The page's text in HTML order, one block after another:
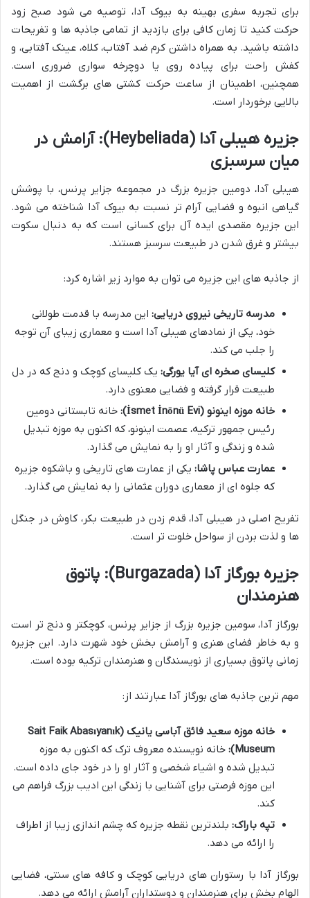
برای تجربه سفری بهینه به بیوک آدا، توصیه می شود صبح زود
حرکت کنید تا زمان کافی برای بازدید از تمامی جاذبه ها و تفریحات
داشته باشید. به همراه داشتن کرم ضد آفتاب، کلاه، عینک آفتابی، و
کفش راحت برای پیاده روی یا دوچرخه سواری ضروری است.
همچنین، اطمینان از ساعت حرکت کشتی های برگشت از اهمیت
بالایی برخوردار است.
جزیره هیبلی آدا (Heybeliada): آرامش در
میان سرسبزی
هیبلی آدا، دومین جزیره بزرگ در مجموعه جزایر پرنس، با پوشش
گیاهی انبوه و فضایی آرام تر نسبت به بیوک آدا شناخته می شود.
این جزیره مقصدی ایده آل برای کسانی است که به دنبال سکوت
بیشتر و غرق شدن در طبیعت سرسبز هستند.
از جاذبه های این جزیره می توان به موارد زیر اشاره کرد:
مدرسه تاریخی نیروی دریایی: این مدرسه با قدمت طولانی
خود، یکی از نمادهای هیبلی آدا است و معماری زیبای آن توجه
را جلب می کند.
کلیسای صخره ای آیا یورگی: یک کلیسای کوچک و دنج که در دل
طبیعت قرار گرفته و فضایی معنوی دارد.
خانه موزه اینونو (İsmet İnönü Evi):
خانه تابستانی دومین
رئیس جمهور ترکیه، عصمت اینونو، که اکنون به موزه تبدیل
شده و زندگی و آثار او را به نمایش می گذارد.
عمارت عباس پاشا: یکی از عمارت های تاریخی و باشکوه جزیره
که جلوه ای از معماری دوران عثمانی را به نمایش می گذارد.
تفریح اصلی در هیبلی آدا، قدم زدن در طبیعت بکر، کاوش در جنگل
ها و لذت بردن از سواحل خلوت تر است.
جزیره بورگاز آدا (Burgazada): پاتوق
هنرمندان
بورگاز آدا، سومین جزیره بزرگ از جزایر پرنس، کوچکتر و دنج تر است
و به خاطر فضای هنری و آرامش بخش خود شهرت دارد. این جزیره
زمانی پاتوق بسیاری از نویسندگان و هنرمندان ترکیه بوده است.
مهم ترین جاذبه های بورگاز آدا عبارتند از:
خانه موزه سعید فائق آباسی یانیک (Sait Faik Abasıyanık
Museum):
خانه نویسنده معروف ترک که اکنون به موزه
تبدیل شده و اشیاء شخصی و آثار او را در خود جای داده است.
این موزه فرصتی برای آشنایی با زندگی این ادیب بزرگ فراهم می
کند.
تپه باراک: بلندترین نقطه جزیره که چشم اندازی زیبا از اطراف
را ارائه می دهد.
بورگاز آدا با رستوران های دریایی کوچک و کافه های سنتی، فضایی
الهام بخش برای هنرمندان و دوستداران آرامش ارائه می دهد.